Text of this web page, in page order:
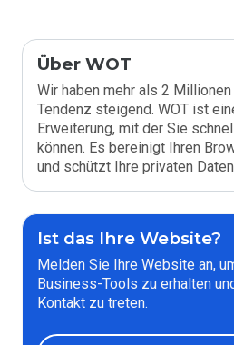
Über WOT
Wir haben mehr als 2
Tendenz steigend. WOT ist
Erweiterung, mit der Sie
können. Es bereinigt Ihren
und schützt Ihre privaten
Ist das Ihre Website?
Melden Sie Ihre Website an,
Business-Tools zu erhalten
Kontakt zu treten.